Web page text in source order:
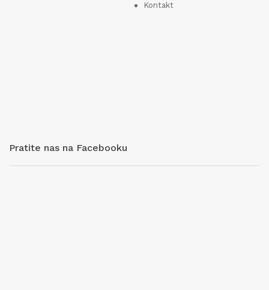
Kontakt
Pratite nas na Facebooku